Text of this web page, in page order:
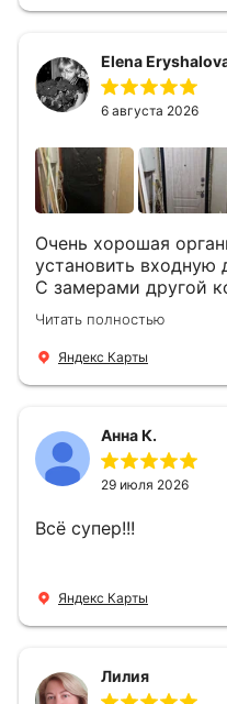
установили две
вопросы .
Огромная всем
Elena
6 августа 2026
Очень хорошая
установить входную
С замерами другой
компании Филлип,
варианты дверей,
четкий, позвонили,
Читать полностью
Яндекс Карты
Анна К.
29 июля 2026
Всё супер!!!
Яндекс Карты
Лилия